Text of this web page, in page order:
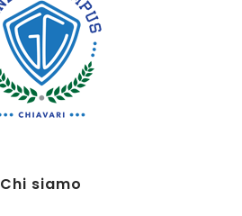
Chi siamo